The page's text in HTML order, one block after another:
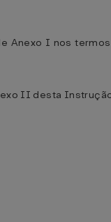
Anexo I nos
II desta